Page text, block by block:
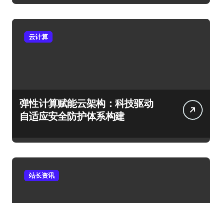
云计算
弹性计算赋能云架构：科技驱动
自适应安全防护体系构建
站长资讯